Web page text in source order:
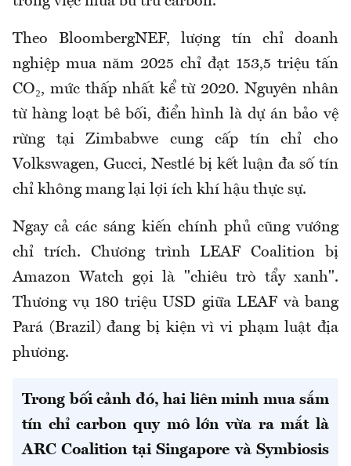
Theo BloombergNEF, lượng tín chỉ doanh
nghiệp mua năm 2025 chỉ đạt 153,5 triệu tấn
CO₂, mức thấp nhất kể từ 2020. Nguyên nhân
từ hàng loạt bê bối, điển hình là dự án bảo vệ
rừng tại Zimbabwe cung cấp tín chỉ cho
Volkswagen, Gucci, Nestlé bị kết luận đa số tín
chỉ không mang lại lợi ích khí hậu thực sự.
Ngay cả các sáng kiến chính phủ cũng vướng
chỉ trích. Chương trình LEAF Coalition bị
Amazon Watch gọi là "chiêu trò tẩy xanh".
Thương vụ 180 triệu USD giữa LEAF và bang
Pará (Brazil) đang bị kiện vì vi phạm luật địa
phương.
Trong bối cảnh đó, hai liên minh mua sắm
tín chỉ carbon quy mô lớn vừa ra mắt là
ARC Coalition tại Singapore và Symbiosis